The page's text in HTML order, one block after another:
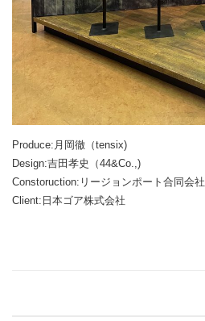
Produce:月岡徹（tensix)
Design:吉田孝史（44&Co.,)
Constoruction:リージョンポート合同会社
Client:日本ゴア株式会社